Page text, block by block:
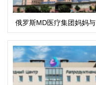
俄罗斯MD医疗集团妈妈与
孩子